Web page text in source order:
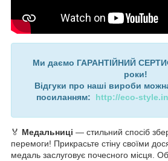
Ми даємо ГАРАНТІЙНИЙ
роки!
Відгуки про наші вироби
посиланням: http://eco-
🏅 Медальниці — стильний спосіб
перемоги! Прикрасьте стіну своїми
медаль заслуговує почесного місця.